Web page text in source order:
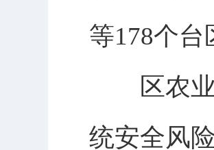
等178个
区农业
统安全风